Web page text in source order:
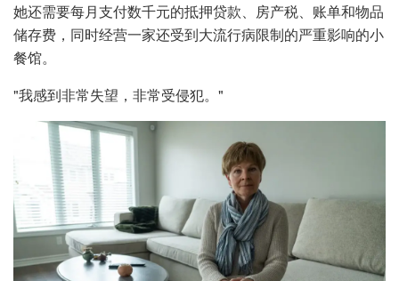
她还需要每月支付数千元的抵押贷款、房产税、账单和物品
储存费，同时经营一家还受到大流行病限制的严重影响的小
餐馆。
"我感到非常失望，非常受侵犯。"